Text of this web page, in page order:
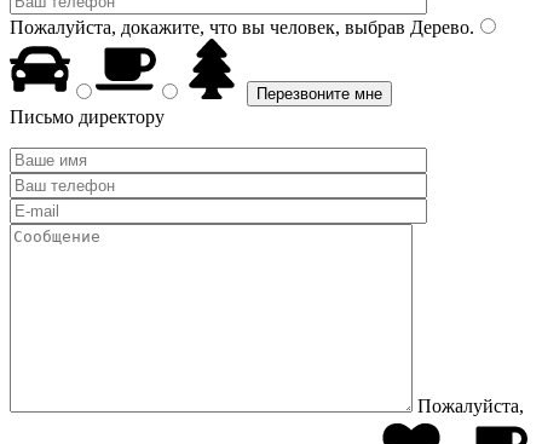
Пожалуйста, докажите, что вы человек, выбрав Дерево.
Письмо директору
Пожалуйста,